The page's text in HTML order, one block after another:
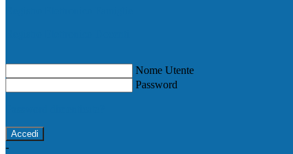
Nome Utente
Password
-